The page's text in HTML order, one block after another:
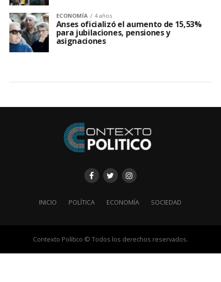
ECONOMÍA 4 años
Anses oficializó el aumento de 15,53%
para jubilaciones, pensiones y
asignaciones
INICIO POLÍTICA ECONOMÍA SOCIEDAD
Contexto Político © Todos los derechos reservados.